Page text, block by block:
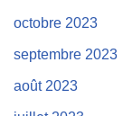
octobre 2023
septembre 2023
août 2023